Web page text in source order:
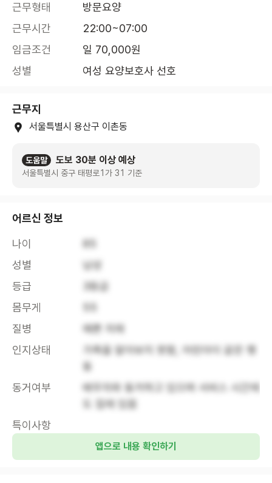
근무형태
방문요양
근무시간
22:00~07:00
임금조건
일 70,000원
성별
여성 요양보호사 선호
근무지
서울특별시 용산구 이촌동
도움말 도보 30분 이상 예상
서울특별시 중구 태평로1가 31 기준
어르신 정보
나이
85
성별
남성
등급
3등급
몸무게
질병
예쁜 치매
인지상태
가족을 알아보지 못함, 어린아이 같은 행
동
동거여부
배우자와 동거하고 있으며 서비스 시간에
도 집에 있음
특이사항
앱으로 내용 확인하기